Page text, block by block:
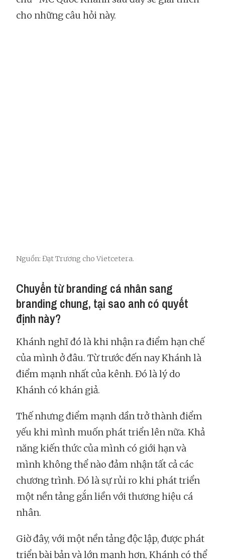
cho những câu hỏi này.
Nguồn: Đạt Trương cho Vietcetera.
Chuyển từ branding cá nhân sang
branding chung, tại sao anh có quyết
định này?
Khánh nghĩ đó là khi nhận ra điểm hạn chế
của mình ở đâu. Từ trước đến nay Khánh là
điểm mạnh nhất của kênh. Đó là lý do
Khánh có khán giả.
Thế nhưng điểm mạnh dần trở thành điểm
yếu khi mình muốn phát triển lên nữa. Khả
năng kiến thức của mình có giới hạn và
mình không thể nào đảm nhận tất cả các
chương trình. Đó là sự rủi ro khi phát triển
một nền tảng gắn liền với thương hiệu cá
nhân.
Giờ đây, với một nền tảng độc lập, được phát
triển bài bản và lớn mạnh hơn, Khánh có thể